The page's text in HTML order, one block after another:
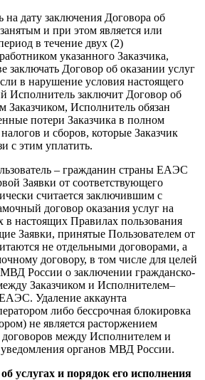
дату заключения Договора об
и при этом является или
в течение двух (2)
указанного Заказчика,
заключать Договор об оказании услуг
в нарушение условия настоящего
Исполнитель заключит Договор об
Заказчиком, Исполнитель обязан
потери Заказчика в полном
и сборов, которые Заказчик
с этим уплатить.
– гражданин страны ЕАЭС
Заявки от соответствующего
считается заключившим с
договор оказания услуг на
в настоящих Правилах пользования
Заявки, принятые Пользователем от
не отдельными договорами, а
договору, в том числе для целей
России о заключении гражданско-
Заказчиком и Исполнителем–
Удаление аккаунта
либо бессрочная блокировка
не является расторжением
между Исполнителем и
уведомления органов МВД России.
услугах и порядок его исполнения